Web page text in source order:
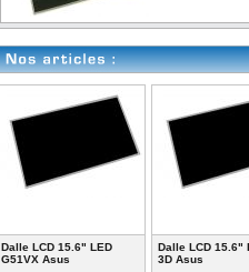
Dalle LCD 15.6" LED
G51VX Asus
Dalle LCD 15.6"
3D Asus